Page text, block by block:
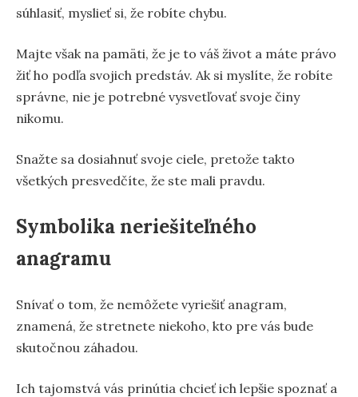
súhlasiť, myslieť si, že robíte chybu.
Majte však na pamäti, že je to váš život a máte právo
žiť ho podľa svojich predstáv. Ak si myslíte, že robíte
správne, nie je potrebné vysvetľovať svoje činy
nikomu.
Snažte sa dosiahnuť svoje ciele, pretože takto
všetkých presvedčíte, že ste mali pravdu.
Symbolika neriešiteľného
anagramu
Snívať o tom, že nemôžete vyriešiť anagram,
znamená, že stretnete niekoho, kto pre vás bude
skutočnou záhadou.
Ich tajomstvá vás prinútia chcieť ich lepšie spoznať a